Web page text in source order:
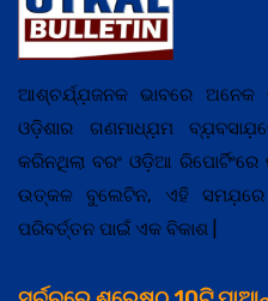
ଆଶ୍ଚର୍ଯ୍ଯ଼ଜନକ ଭାବରେ
ଓଡ଼ିଶାର ଗଣମାଧ୍ଯ଼ମ
କରିନଥିଲା ବରଂ ଓଡ଼ିଆ ରିପୋର୍ଟିଂରେ
ଉତ୍କଳ ବୁଲେଟିନ, ଏହି ସମଯ଼ରେ
ପରିବର୍ତ୍ତନ ପାଇଁ ଏକ ବିକାଶ |